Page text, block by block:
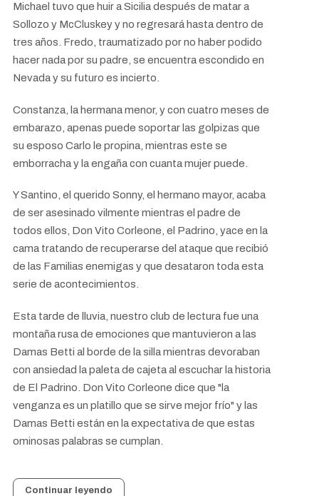
Michael tuvo que huir a Sicilia después de matar a
Sollozo y McCluskey y no regresará hasta dentro de
tres años. Fredo, traumatizado por no haber podido
hacer nada por su padre, se encuentra escondido en
Nevada y su futuro es incierto.
Constanza, la hermana menor, y con cuatro meses de
embarazo, apenas puede soportar las golpizas que
su esposo Carlo le propina, mientras este se
emborracha y la engaña con cuanta mujer puede.
Y Santino, el querido Sonny, el hermano mayor, acaba
de ser asesinado vilmente mientras el padre de
todos ellos, Don Vito Corleone, el Padrino, yace en la
cama tratando de recuperarse del ataque que recibió
de las Familias enemigas y que desataron toda esta
serie de acontecimientos.
Esta tarde de lluvia, nuestro club de lectura fue una
montaña rusa de emociones que mantuvieron a las
Damas Betti al borde de la silla mientras devoraban
con ansiedad la paleta de cajeta al escuchar la historia
de El Padrino. Don Vito Corleone dice que "la
venganza es un platillo que se sirve mejor frío" y las
Damas Betti están en la expectativa de que estas
ominosas palabras se cumplan.
Continuar leyendo